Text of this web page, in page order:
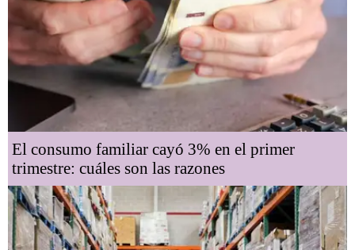
El consumo familiar cayó 3% en el primer
trimestre: cuáles son las razones